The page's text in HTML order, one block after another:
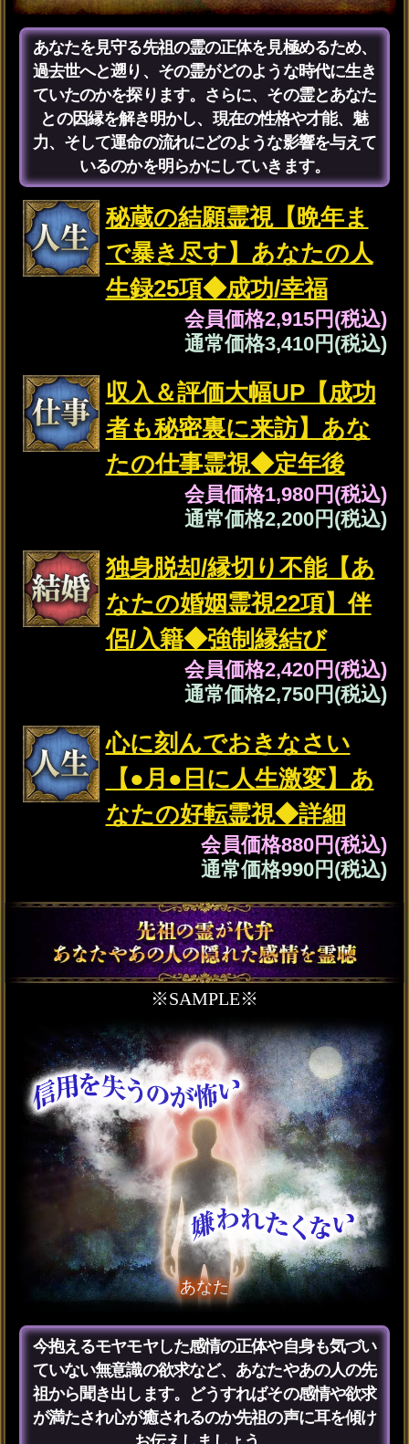
今抱えるモヤモヤした感情の正体や自身も気づい
ていない無意識の欲求など、あなたやあの人の先
祖から聞き出します。どうすればその感情や欲求
が満たされ心が癒されるのか先祖の声に耳を傾け
お伝えしましょう。
本音も隠し事も全バレ
【あの人の恋感情◆代弁
霊視20項】気持ち/結論
会員価格 2,530円(税込)
通常価格2,860円(税込)
生々しい声聞こえる【あ
の人の愛欲＆SEX願望】
暴露霊視◆体相性/初夜
会員価格2,255円(税込)
通常価格2,530円(税込)
年齢差/略奪/職場恋『両想
いになれる？』あの人の
決意◆最終宣告霊視
会員価格1,705円(税込)
通常価格1,870円(税込)
交際日は●月●日【次あな
たと恋に落ちる異性】縁
結び霊視◆結婚可否
会員価格1,870円(税込)
通常価格2,090円(税込)
※SAMPLE※
1年後に2人は
XXXXがきっかけで距離が縮まり
あの人からXXXXと伝えられます。
先祖の霊から受け取ったメッセージや先祖の霊が
辿ってきた運命の流れを読み解くことで、あなた
にとって重要な転機や出来事を霊視します。
両想い＆婚姻まで叶う
【結願成就霊視◆2人の愛
運命32項】転機/告白日
会員価格3,135円(税込)
通常価格3,630円(税込)
本気不倫◆絶対に報われ
たい【純愛繋ぐ成就霊
視】2人の宿縁/関係顛末
会員価格
2,640円(税込)
通常価格2,970円(税込)